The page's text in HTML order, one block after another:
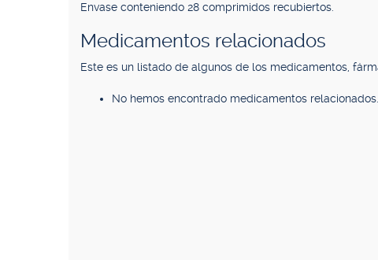
Envase conteniendo 28 comprimidos recubiertos.
Medicamentos relacionados
Este es un listado de algunos de los medicamentos,
No hemos encontrado medicamentos relacionados.